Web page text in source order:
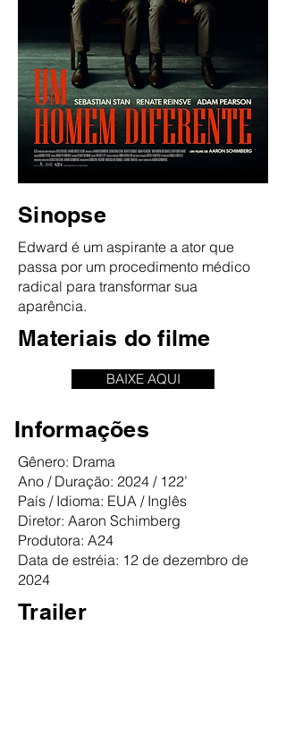
Sinopse
Edward é um aspirante a ator que
passa por um procedimento médico
radical para transformar sua
aparência.
Materiais do filme
BAIXE AQUI
Informações
Gênero: Drama
Ano / Duração: 2024 / 122’
País / Idioma: EUA / Inglês
Diretor: Aaron Schimberg
Produtora: A24
Data de estréia: 12 de dezembro de
2024
Trailer